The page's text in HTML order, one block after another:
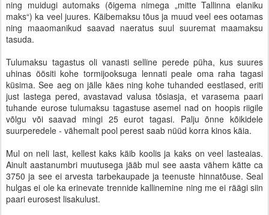
ning muidugi automaks (õigema nimega „mitte Tallinna elaniku
maks“) ka veel juures. Käibemaksu tõus ja muud veel ees ootamas
ning maaomanikud saavad naeratus suul suuremat maamaksu
tasuda.
Tulumaksu tagastus oli vanasti selline perede püha, kus suures
uhinas öösiti kohe tormijooksuga lennati peale oma raha tagasi
küsima. See aeg on jälle käes ning kohe tuhanded eestlased, eriti
just lastega pered, avastavad valusa tõsiasja, et varasema paari
tuhande eurose tulumaksu tagastuse asemel nad on hoopis riigile
võlgu või saavad mingi 25 eurot tagasi. Palju õnne kõikidele
suurperedele - vähemalt pool perest saab nüüd korra kinos käia.
Mul on neli last, kellest kaks käib koolis ja kaks on veel lasteaias.
Ainult aastanumbri muutusega jääb mul see aasta vähem kätte ca
3750 ja see ei arvesta tarbekaupade ja teenuste hinnatõuse. Seal
hulgas ei ole ka erinevate trennide kallinemine ning me ei räägi siin
paari eurosest lisakulust.